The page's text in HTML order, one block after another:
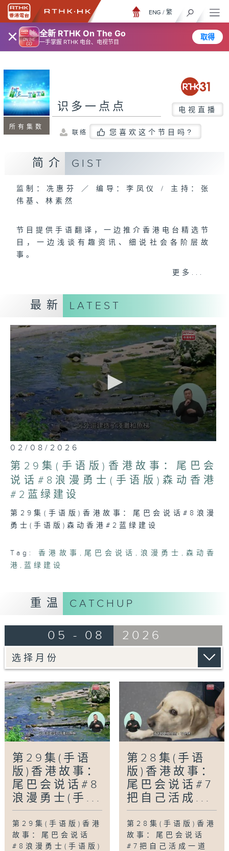
× 全新 RTHK On The Go
一手掌握 RTHK 电台、电视节目
取得
ENG / 繁
所有集数
识多一点点 电视直播
联络 您喜欢这个节目吗?
简介 GIST
监制：冼惠芬 ／ 编导：李凤仪 / 主持：张
伟基、林素然
节目提供手语翻译，一边推介香港电台精选节
目，一边浅谈有趣资讯、细说社会各阶层故
事。
而主持张伟基（Edwin）与听障人士林素然
识多一点点，知多一点点。
播映时间：
星期日下午3:45-4:45、星期一早上4:00-
5:00港台电视31。
节目设有网上直播，直播完毕后，将提供节目
重温。
更多...
最新 LATEST
0
seconds
of
44
minutes,
7
seconds
02/08/2026
第29集(手语版)香港故事：尾巴会
说话#8浪漫勇士(手语版)森动香港
#2蓝绿建设
第29集(手语版)香港故事：尾巴会说话#8浪漫
勇士(手语版)森动香港#2蓝绿建设
Tag: 香港故事 , 尾巴会说话 , 浪漫勇士 , 森动香
港 , 蓝绿建设
重温 CATCHUP
05 - 08 2026
第29集(手语
版)香港故事：
尾巴会说话#8
浪漫勇士(手...
第29集(手语版)香港
故事：尾巴会说话
#8浪漫勇士(手语版)
第28集(手语
版)香港故事：
尾巴会说话#7
把自己活成...
第28集(手语版)香港
故事：尾巴会说话
#7把自己活成一道